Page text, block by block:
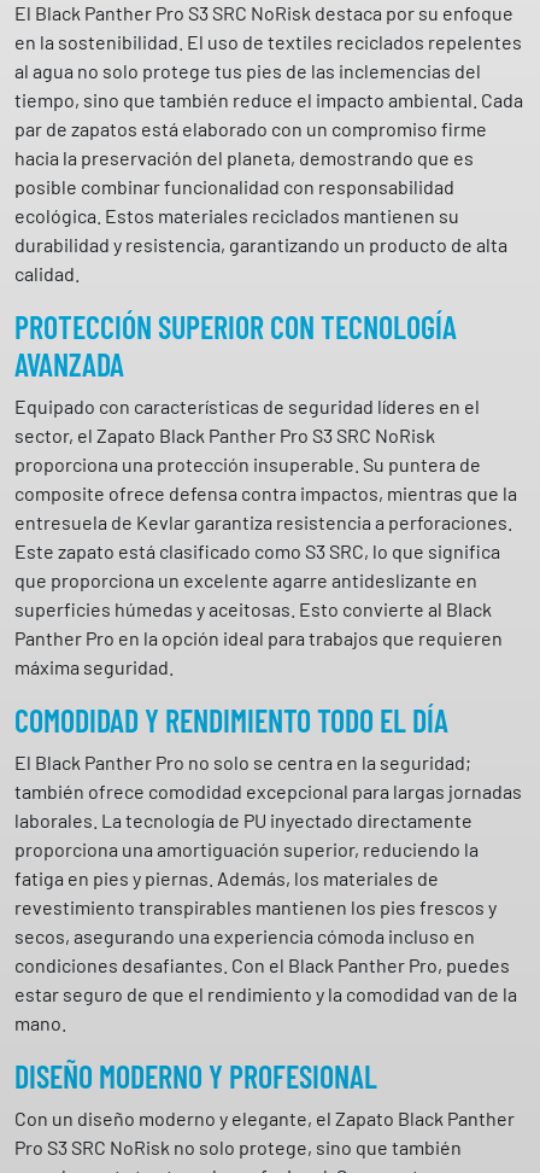
E
S
D
N
O
R
I
S
K
c
a
n
t
i
d
a
d
El Black Panther Pro S3 SRC NoRisk destaca por su enfoque
en la sostenibilidad. El uso de textiles reciclados repelentes
al agua no solo protege tus pies de las inclemencias del
tiempo, sino que también reduce el impacto ambiental. Cada
par de zapatos está elaborado con un compromiso firme
hacia la preservación del planeta, demostrando que es
posible combinar funcionalidad con responsabilidad
ecológica. Estos materiales reciclados mantienen su
durabilidad y resistencia, garantizando un producto de alta
calidad.
PROTECCIÓN SUPERIOR CON TECNOLOGÍA
AVANZADA
Equipado con características de seguridad líderes en el
sector, el Zapato Black Panther Pro S3 SRC NoRisk
proporciona una protección insuperable. Su puntera de
composite ofrece defensa contra impactos, mientras que la
entresuela de Kevlar garantiza resistencia a perforaciones.
Este zapato está clasificado como S3 SRC, lo que significa
que proporciona un excelente agarre antideslizante en
superficies húmedas y aceitosas. Esto convierte al Black
Panther Pro en la opción ideal para trabajos que requieren
máxima seguridad.
COMODIDAD Y RENDIMIENTO TODO EL DÍA
El Black Panther Pro no solo se centra en la seguridad;
también ofrece comodidad excepcional para largas jornadas
laborales. La tecnología de PU inyectado directamente
proporciona una amortiguación superior, reduciendo la
fatiga en pies y piernas. Además, los materiales de
revestimiento transpirables mantienen los pies frescos y
secos, asegurando una experiencia cómoda incluso en
condiciones desafiantes. Con el Black Panther Pro, puedes
estar seguro de que el rendimiento y la comodidad van de la
mano.
DISEÑO MODERNO Y PROFESIONAL
Con un diseño moderno y elegante, el Zapato Black Panther
Pro S3 SRC NoRisk no solo protege, sino que también